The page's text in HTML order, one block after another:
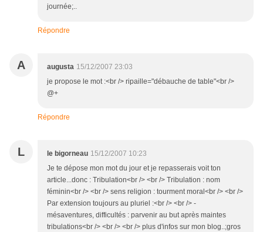
journée;..
Répondre
A augusta 15/12/2007 23:03
je propose le mot :<br /> ripaille="débauche de table"<br />
@+
Répondre
L le bigorneau 15/12/2007 10:23
Je te dépose mon mot du jour et je repasserais voit ton
article...donc : Tribulation<br /> <br /> Tribulation : nom
féminin<br /> <br /> sens religion : tourment moral<br /> <br />
Par extension toujours au pluriel :<br /> <br /> -
mésaventures, difficultés : parvenir au but après maintes
tribulations<br /> <br /> <br /> plus d'infos sur mon blog..;gros